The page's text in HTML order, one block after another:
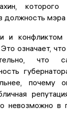
которого
должность
и конфликтом
означает,
что
почему
невозможно в